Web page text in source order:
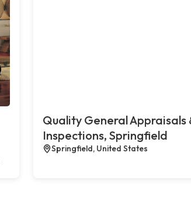
Quality General Appraisals
Inspections, Springfield
Springfield, United States